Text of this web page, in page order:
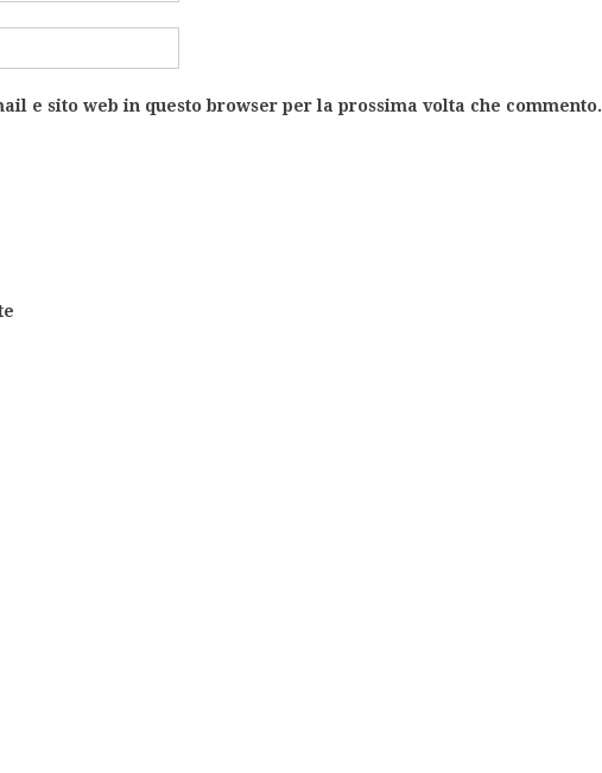
e sito web in questo browser per la prossima volta che commento.